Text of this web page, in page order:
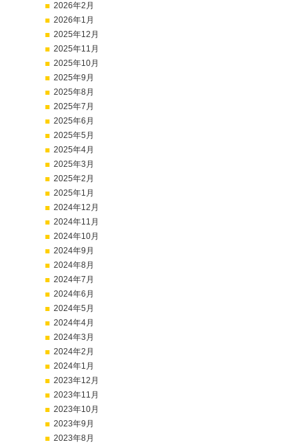
2026年2月
2026年1月
2025年12月
2025年11月
2025年10月
2025年9月
2025年8月
2025年7月
2025年6月
2025年5月
2025年4月
2025年3月
2025年2月
2025年1月
2024年12月
2024年11月
2024年10月
2024年9月
2024年8月
2024年7月
2024年6月
2024年5月
2024年4月
2024年3月
2024年2月
2024年1月
2023年12月
2023年11月
2023年10月
2023年9月
2023年8月